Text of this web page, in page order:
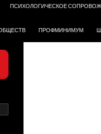
ПСИХОЛОГИЧЕСКОЕ
ПРОФМИНИМУМ